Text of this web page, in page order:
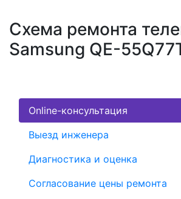
Схема ремонта
Samsung QE-
Online-консультация
Выезд инженера
Диагностика и оценка
Согласование цены ремонта